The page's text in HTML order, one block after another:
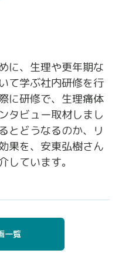
に、生理や更年期な
て学ぶ社内研修を行
に研修で、生理痛体
タビュー取材しまし
とどうなるのか、リ
果を、安東弘樹さん
しています。
一覧